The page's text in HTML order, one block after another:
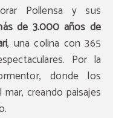
Pollensa y sus
de 3.000 años de
, una colina con 365
Por la
donde los
creando paisajes